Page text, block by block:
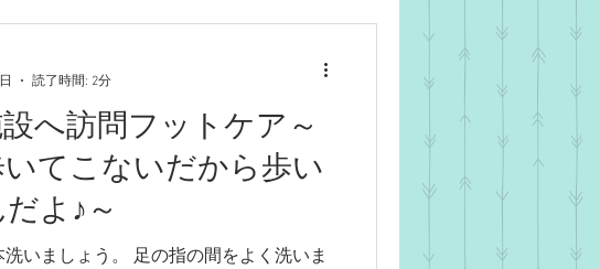
へ訪問フットケア～
てこないだから歩い
よ♪～
いましょう。 足の指の間をよく洗いま
読了時間: 2分